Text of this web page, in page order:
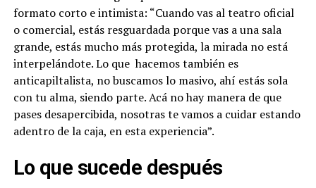
formato corto e intimista: “Cuando vas al teatro oficial
o comercial, estás resguardada porque vas a una sala
grande, estás mucho más protegida, la mirada no está
interpelándote. Lo que hacemos también es
anticapiltalista, no buscamos lo masivo, ahí estás sola
con tu alma, siendo parte. Acá no hay manera de que
pases desapercibida, nosotras te vamos a cuidar estando
adentro de la caja, en esta experiencia”.
Lo que sucede después